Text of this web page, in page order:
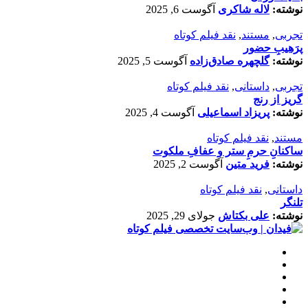
نوشته: لاله شاکری آگوست 6, 2025
تجربی, مستند, نقد فیلم کوتاه
پرَهیب‌ِ حضور
نوشته:گلچهره صادق‌زاده آگوست 5, 2025
تجربی, داستانی, نقد فیلم کوتاه
گریز از رنج
نوشته: پریزاد اسماعیلی آگوست 4, 2025
مستند, نقد فیلم کوتاه
ساکنانِ حرمِ ستر و عفافِ ملکوت
نوشته: فرید متین آگوست 2, 2025
داستانی, نقد فیلم کوتاه
تلنگر
نوشته: علی بکتاش جولای 29, 2025